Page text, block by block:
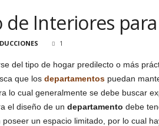
de Interiores
1
del tipo de hogar predilecto o más
que los departamentospuedan
lo cual generalmente se debe buscar
el diseño de un departamento debe
poseer un espacio limitado, por lo cual